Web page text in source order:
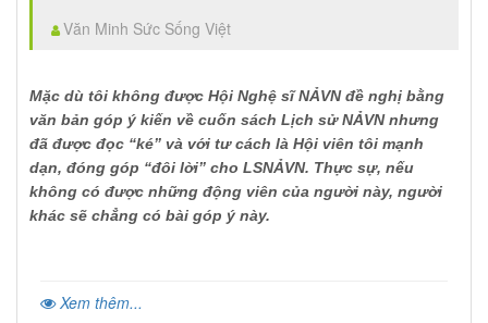
Văn Minh Sức Sống Việt
Mặc dù tôi không được Hội Nghệ sĩ NẢVN đề nghị bằng
văn bản góp ý kiến về cuốn sách Lịch sử NẢVN nhưng
đã được đọc “ké” và với tư cách là Hội viên tôi mạnh
dạn, đóng góp “đôi lời” cho LSNẢVN. Thực sự, nếu
không có được những động viên của người này, người
khác sẽ chẳng có bài góp ý này.
Xem thêm...